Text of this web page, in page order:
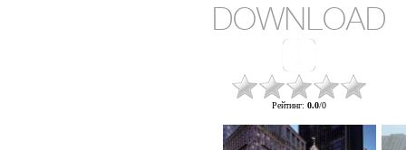
DOWNLOAD
Рейтинг: 0.0/0